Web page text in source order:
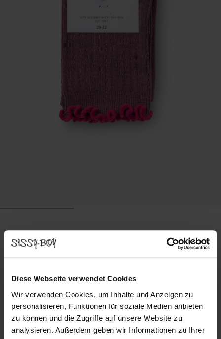
Diese Webseite verwendet Cookies
Wir verwenden Cookies, um Inhalte und Anzeigen zu
personalisieren, Funktionen für soziale Medien anbieten
zu können und die Zugriffe auf unsere Website zu
analysieren. Außerdem geben wir Informationen zu Ihrer
- 50%
8.994.50